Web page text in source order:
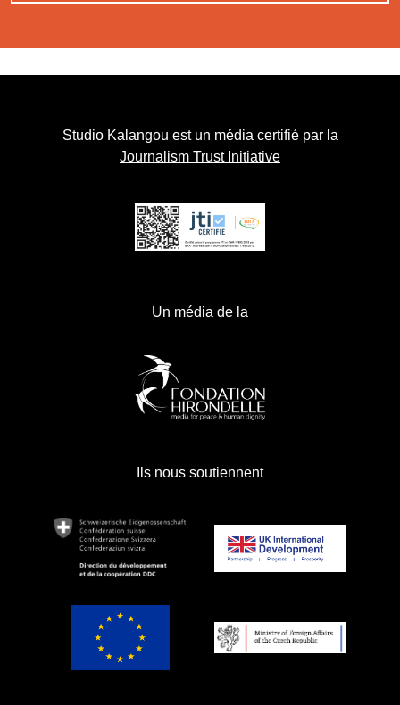
Studio Kalangou est un média certifié par la
Journalism Trust Initiative
Un média de la
Ils nous soutiennent